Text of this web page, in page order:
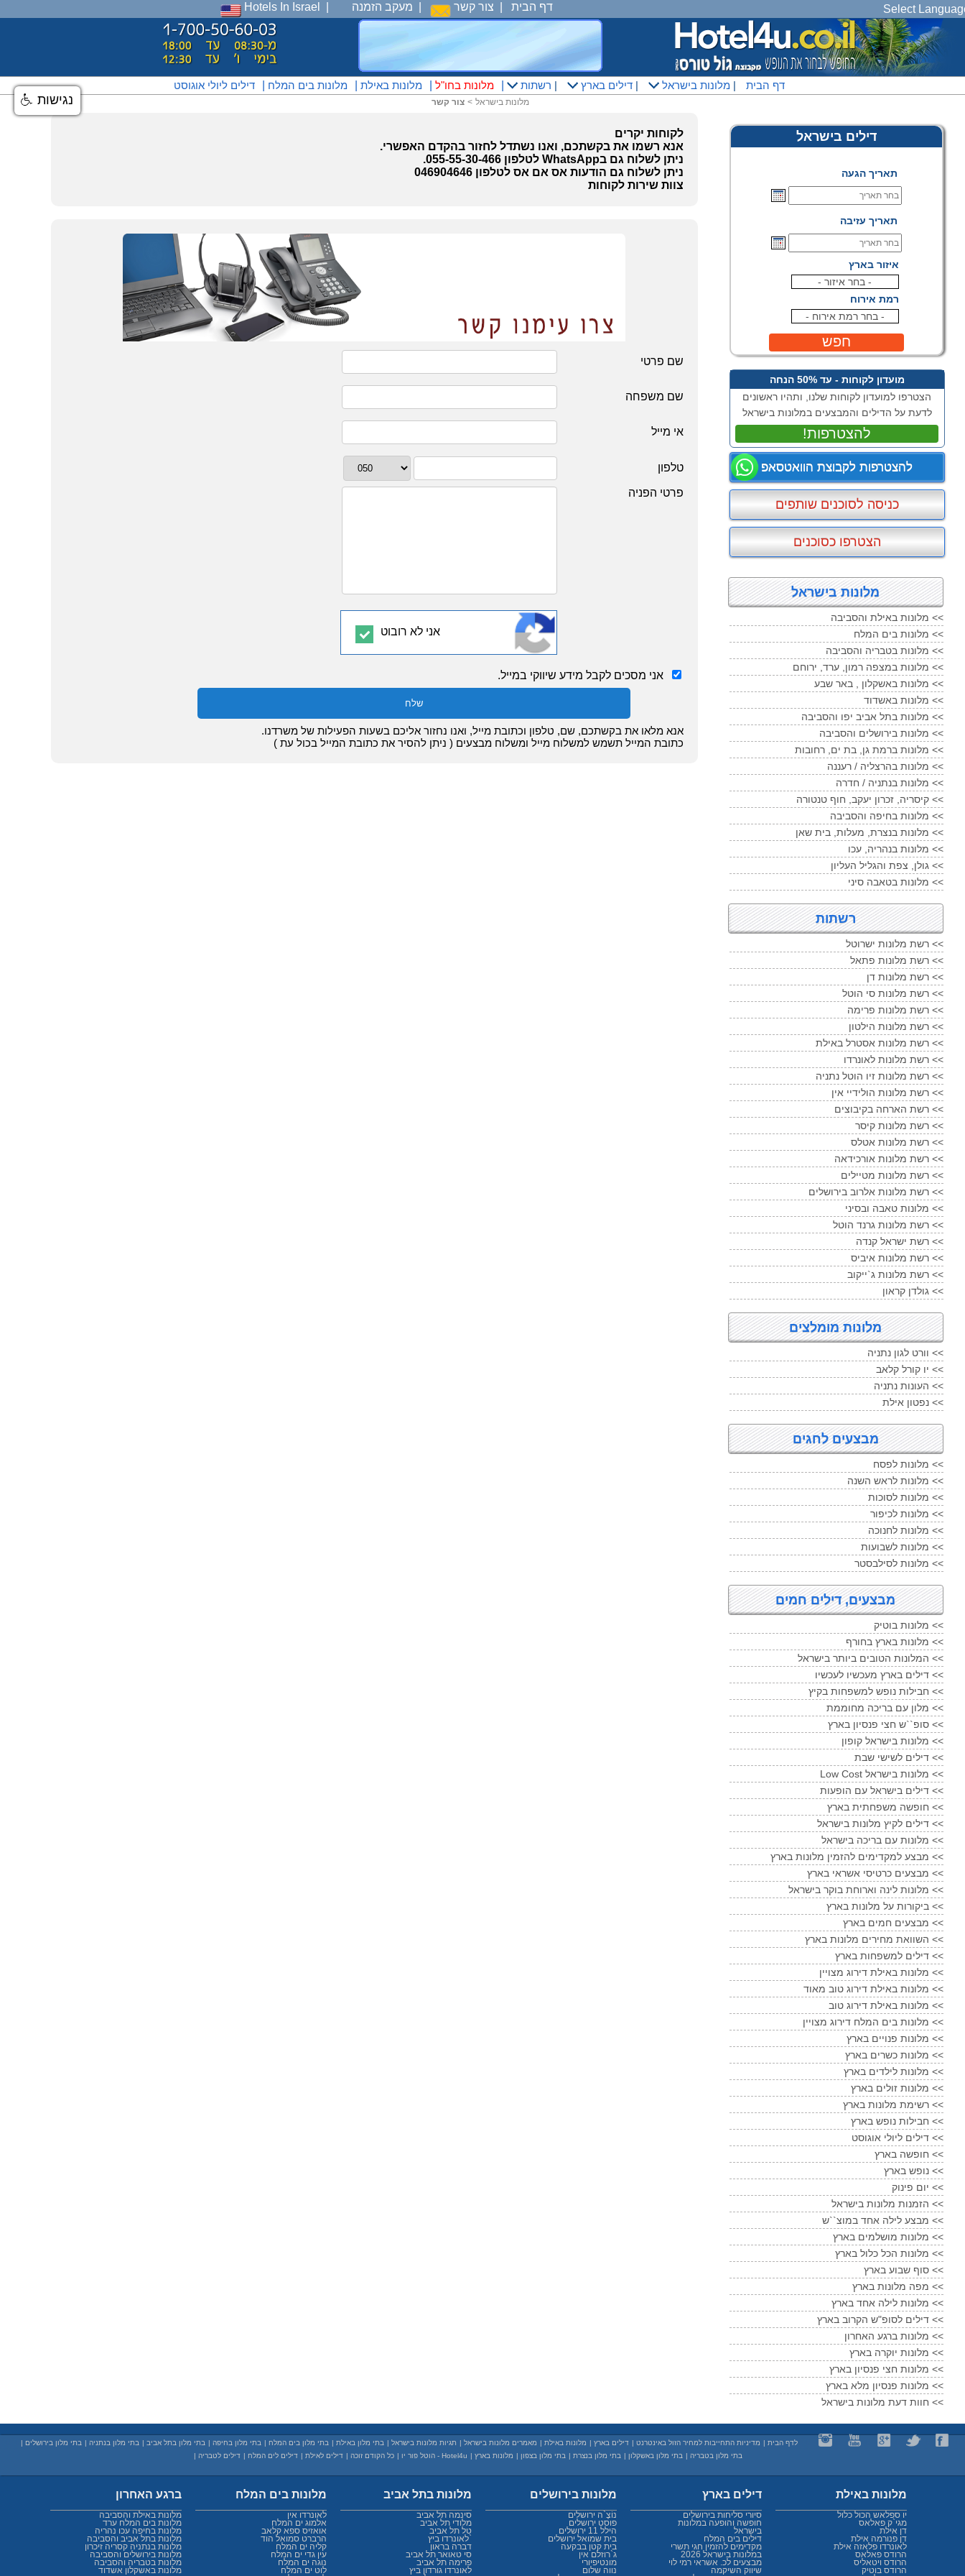
Hotels In Israel מעקב הזמנה צור קשר דף הבית Select
דילים ליולי אוגוסט מלונות בים המלח מלונות באילת מלונות בחו"ל רשתות | דילים בארץ| מלונות בישראל| דף הבית
צור קשר < מלונות בישראל
לקוחות יקרים
אנא רשמו את בקשתכם, ואנו נשתדל לחזור בהקדם האפשרי.
ניתן לשלוח גם בWhatsApp לטלפון 055-55-30-466.
ניתן לשלוח גם הודעות אס אם אס לטלפון 046904646
צוות שירות לקוחות
שם פרטי
שם משפחה
אי מייל
טלפון
פרטי הפניה
אני לא רובוט
אני מסכים לקבל מידע שיווקי במייל.
אנא מלאו את בקשתכם, שם, טלפון וכתובת מייל, ואנו נחזור אליכם בשעות הפעילות של משרדנו.
כתובת המייל תשמש למשלוח מייל ומשלוח מבצעים ( ניתן להסיר את כתובת המייל בכול עת )
דילים בישראל
תאריך הגעה
תאריך עזיבה
איזור בארץ
- בחר איזור -
רמת אירוח
- בחר רמת אירוח -
חפש
מועדון לקוחות - עד 50% הנחה
הצטרפו למועדון לקוחות שלנו, ותהיו ראשונים
לדעת על הדילים והמבצעים במלונות בישראל
!להצטרפות
להצטרפות לקבוצת הוואטסאפ
כניסה לסוכנים שותפים
הצטרפו כסוכנים
מלונות בישראל
מלונות באילת והסביבה <<
מלונות בים המלח <<
מלונות בטבריה והסביבה <<
מלונות במצפה רמון, ערד, ירוחם <<
מלונות באשקלון , באר שבע <<
מלונות באשדוד <<
מלונות בתל אביב יפו והסביבה <<
מלונות בירושלים והסביבה <<
מלונות ברמת גן, בת ים, רחובות <<
מלונות בהרצליה / רעננה <<
מלונות בנתניה / חדרה <<
קיסריה, זכרון יעקב, חוף טנטורה <<
מלונות בחיפה והסביבה <<
מלונות בנצרת, מעלות, בית שאן <<
מלונות בנהריה, עכו <<
גולן, צפת והגליל העליון <<
מלונות בטאבה סיני <<
רשתות
רשת מלונות ישרוטל <<
רשת מלונות פתאל <<
רשת מלונות דן <<
רשת מלונות סי הוטל <<
רשת מלונות פרימה <<
רשת מלונות הילטון <<
רשת מלונות אסטרל באילת <<
רשת מלונות לאונרדו <<
רשת מלונות זיו הוטל נתניה <<
רשת מלונות הולידיי אין <<
רשת הארחה בקיבוצים <<
רשת מלונות קיסר <<
רשת מלונות אטלס <<
רשת מלונות אורכידאה <<
רשת מלונות מטיילים <<
רשת מלונות אלרוב בירושלים <<
מלונות טאבה ובסיני <<
רשת מלונות גרנד הוטל <<
רשת ישראל קנדה <<
רשת מלונות איביס <<
רשת מלונות ג`ייקוב <<
גולדן קראון <<
מלונות מומלצים
וורט לגון נתניה <<
יו קורל קלאב <<
העונות נתניה <<
נפטון אילת <<
מבצעים לחגים
מלונות לפסח <<
מלונות לראש השנה <<
מלונות לסוכות <<
מלונות לכיפור <<
מלונות לחנוכה <<
מלונות לשבועות <<
מלונות לסילבסטר <<
מבצעים, דילים חמים
מלונות בוטיק <<
מלונות בארץ בחורף <<
המלונות הטובים ביותר בישראל <<
דילים בארץ מעכשיו לעכשיו <<
חבילות נופש למשפחות בקיץ <<
מלון עם בריכה מחוממת <<
סופ``ש חצי פנסיון בארץ <<
מלונות בישראל קופון <<
דילים לשישי שבת <<
Low Cost מלונות בישראל <<
דילים בישראל עם הופעות <<
חופשה משפחתית בארץ <<
דילים לקיץ מלונות בישראל <<
מלונות עם בריכה בישראל <<
מבצע למקדימים להזמין מלונות בארץ <<
מבצעים כרטיסי אשראי בארץ <<
מלונות לינה וארוחת בוקר בישראל <<
ביקורות על מלונות בארץ <<
מבצעים חמים בארץ <<
השוואת מחירים מלונות בארץ <<
דילים למשפחות בארץ <<
מלונות באילת דירוג מצויין <<
מלונות באילת דירוג טוב מאוד <<
מלונות באילת דירוג טוב <<
מלונות בים המלח דירוג מצויין <<
מלונות פנויים בארץ <<
מלונות כשרים בארץ <<
מלונות לילדים בארץ <<
מלונות זולים בארץ <<
רשימת מלונות בארץ <<
חבילות נופש בארץ <<
דילים ליולי אוגוסט <<
חופשה בארץ <<
נופש בארץ <<
יום פינוק <<
הזמנות מלונות בישראל <<
מבצע לילה אחד במוצ``ש <<
מלונות מושלמים בארץ <<
מלונות הכל כלול בארץ <<
סוף שבוע בארץ <<
מפה מלונות בארץ <<
מלונות לילה אחד בארץ <<
דילים לסופ"ש הקרוב בארץ <<
מלונות ברגע האחרון <<
מלונות יוקרה בארץ <<
מלונות חצי פנסיון בארץ <<
מלונות פנסיון מלא בארץ <<
חוות דעת מלונות בישראל <<
לדף הבית | מדיניות התחייבות למחיר הזול באינטרנט | דילים בארץ | מלונות באילת | מאמרים מלונות בישראל | תגיות מלונות בישראל | בתי מלון באילת | בתי מלון בים המלח | בתי מלון בחיפה | בתי מלון בתל אביב | בתי מלון בנתניה | בתי מלון בירושלים |
בתי מלון בטבריה | בתי מלון באשקלון | בתי מלון בנצרת | בתי מלון בצפון | מלונות בארץ | Hotel4u - הוטל פור יו | כל הקודם זוכה | דילים לאילת | דילים לים המלח | דילים לטבריה |
מלונות באילת
יו ספלאש הכול כלול
מגי`ק פאלאס
דן אילת
דן פנורמה אילת
לאונרדו פלאזה אילת
הרודס פאלאס
הרודס ויטאליס
הרודס בוטיק
דילים בארץ
סיורי סליחות בירושלים
חופשה והופעה במלונות
בישראל
דילים בים המלח
מקדימים להזמין חגי תשרי
במלונות בישראל 2026
מבצעים לכ. אשראי רמי לוי
שיווק השיקמה
מלונות בירושלים
נוֹצֶ`ה ירושלים
פוסט ירושלים
הילל 11 ירושלים
בית שמואל ירושלים
בית קטן בבקעה
ג`רוזלם אין
מונטיפיורי
נווה שלום
מלונות בתל אביב
סינמה תל אביב
מלודי תל אביב
טל תל אביב
לאונרדו ביץ`
דברה בראון
סי טאואר תל אביב
פרימה תל אביב
לאונרדו גורדון ביץ
מלונות בים המלח
לאונרדו אין
אלמוג ים המלח
אואזיס ספא קלאב
הרברט סמואל הוד
קליה ים המלח
עין גדי ים המלח
נוגה ים המלח
לוט ים המלח
ברגע האחרון
מלונות באילת והסביבה
מלונות בים המלח ערד
מלונות בחיפה עכו נהריה
מלונות בתל אביב והסביבה
מלונות בנתניה קסריה זיכרון
מלונות בירושלים והסביבה
מלונות בטבריה והסביבה
מלונות באשקלון אשדוד
נגישות